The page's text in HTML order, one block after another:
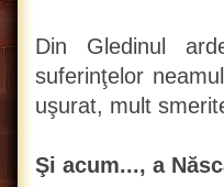
Din Gledinul
suferinţelor
uşurat, mult
Şi acum..., a